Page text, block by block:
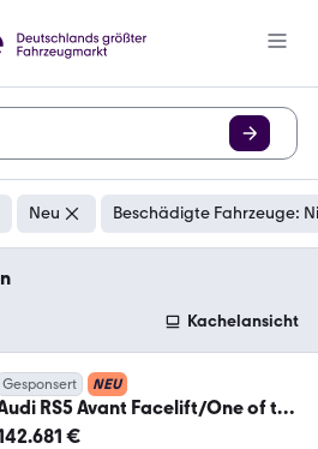
Neu Beschädigte Fahrzeuge:
Kachelansicht
Gesponsert NEU
RS5 Avant Facelift/One of the
CeramicBrake
€